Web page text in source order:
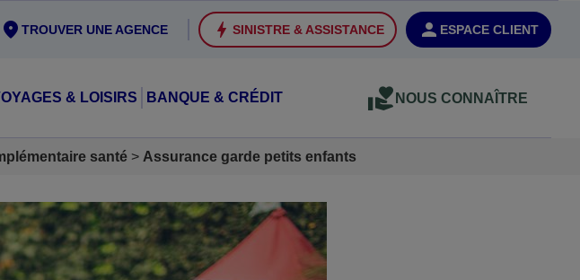
ESPACE CLIENT
SINISTRE & ASSISTANCE
TROUVER UNE AGENCE
& LOISIRS BANQUE & CRÉDIT NOUS CONNAÎTRE
santé Assurance garde petits enfants